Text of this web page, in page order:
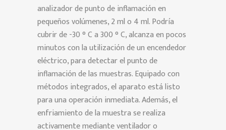
analizador de punto de inflamación en
pequeños volúmenes, 2 ml o 4 ml. Podría
cubrir de -30 ° C a 300 ° C, alcanza en pocos
minutos con la utilización de un encendedor
eléctrico, para detectar el punto de
inflamación de las muestras. Equipado con
métodos integrados, el aparato está listo
para una operación inmediata. Además, el
enfriamiento de la muestra se realiza
activamente mediante ventilador o